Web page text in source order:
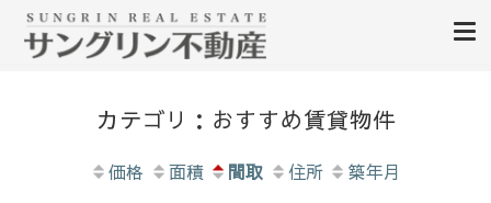
山梨サングリン不動産｜山梨
不動産情報 土地 中古住宅 分
譲地 査定
売住宅、戸建て、マンション、事業用物件を多数掲載中
カテゴリ：おすすめ賃貸物件
価格 面積 間取 住所 築年月